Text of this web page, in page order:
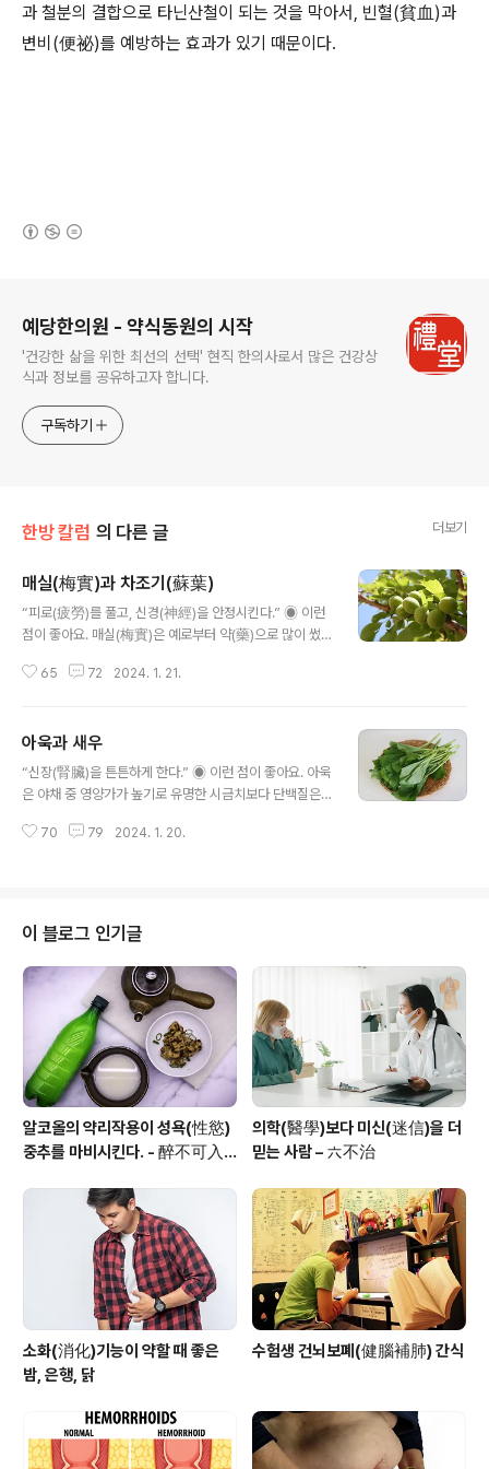
과 철분의 결합으로 타닌산철이 되는 것을 막아서, 빈혈(貧血 )과
변비 (便祕)를 예방하는 효과가 있기 때문이다.
예당한의원 - 약식동원의 시작
'건강한 삶을 위한 최선의 선택' 현직 한의사로서 많은 건강상
식과 정보를 공유하고자 합니다.
구독하기
한방 칼럼 의 다른 글 더보기
매실(梅實)과 차조기(蘇葉)
“피로(疲勞)를 풀고, 신경(神經)을 안정시킨다.” ◉ 이런
점이 좋아요. 매실(梅實)은 예로부터 약(藥)으로 많이 썼
매(烏梅)는 덜 익은 매실(梅實)을 따서 껍질을 벗긴 뒤, 지
렴(收斂), 진통(鎭痛) 등에 효능이 있다고 한다. 또 일본에
는 ‘우메보시’라고 늘 식탁에 오르는, 장아찌 같은 음식이
있다. 우메보시는 매실(梅實)이 주재료이지만 붉은 색을
이다. 차조기(蘇葉) 잎에 들어 있는 ‘안토치안’이라는 성분
65 72 2024. 1. 21.
아욱과 새우
“신장(腎臟)을 튼튼하게 한다.” ◉ 이런 점이 좋아요. 아욱
은 야채 중 영양가가 높기로 유명한 시금치보다 단백질은
과 칼슘이 시금치의 2배나 돼, 아이들의 성장 발육에 큰 도
노산이 골고루 들어 있다. 또 아욱에 거의 없는 비타민-B
복합체가 풍부하다. 한편 새우에는 비타민-A와 C가 거의
없는 반면, 아욱에는 비타민-A와 C, 섬유질이 많이 들어
있다. 그렇기 때문에 알칼리성 식품인 아욱과 산성 식품인
새우가 어우러지면 서로 부족한 영양을 채울 수 있어 이상
적인 영양 균..
70 79 2024. 1. 20.
이 블로그 인기글
알코올의 약리작용이 성욕(性慾)
중추를 마비시킨다. - 醉不可入
의학(醫學)보다 미신(迷信)을 더
믿는 사람 – 六不治
소화(消化)기능이 약할 때 좋은
밤, 은행, 닭
수험생 건뇌보폐(健腦補肺) 간식